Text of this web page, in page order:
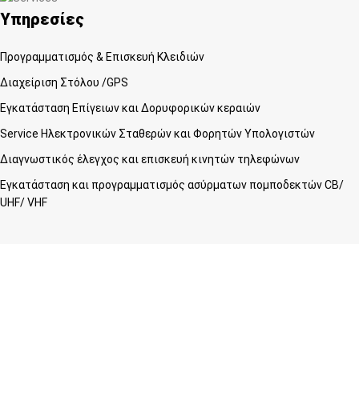
Υπηρεσίες
Προγραμματισμός & Επισκευή Κλειδιών
Διαχείριση Στόλου /GPS
Εγκατάσταση Επίγειων και Δορυφορικών κεραιών
Service Ηλεκτρονικών Σταθερών και Φορητών Υπολογιστών
Διαγνωστικός έλεγχος και επισκευή κινητών τηλεφώνων
Εγκατάσταση και προγραμματισμός ασύρματων πομποδεκτών CB/
UHF/ VHF